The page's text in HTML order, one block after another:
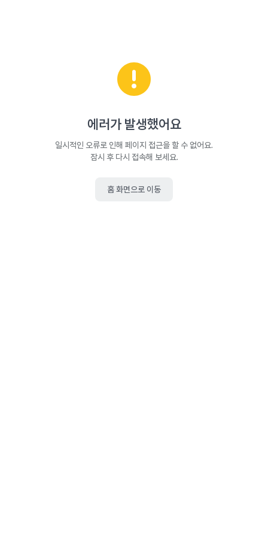
에러가 발생했어요
일시적인 오류로 인해 페이지 접근을 할 수 없어요.
잠시 후 다시 접속해 보세요.
홈 화면으로 이동